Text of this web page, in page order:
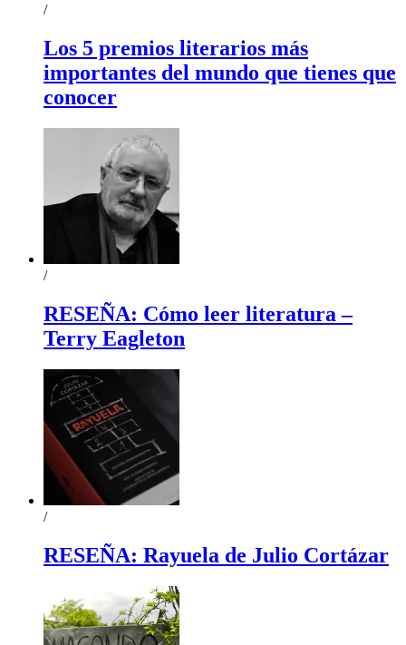
/
Los 5 premios literarios más
importantes del mundo que tienes que
conocer
/
RESEÑA: Cómo leer literatura –
Terry Eagleton
/
RESEÑA: Rayuela de Julio Cortázar